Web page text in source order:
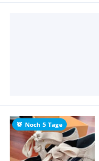
Noch 5 Tage